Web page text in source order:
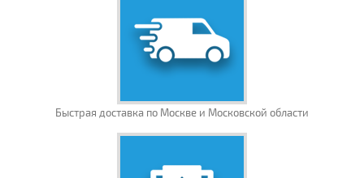
Быстрая доставка по Москве и Московской области